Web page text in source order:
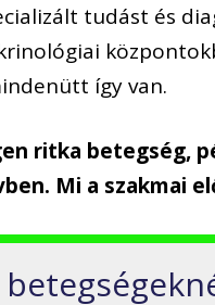
tudást és
így van.
ritka betegség,
Mi a szakmai